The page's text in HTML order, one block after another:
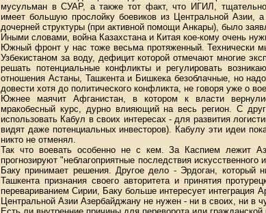
мусульман в СУАР, а также тот факт, что ИГИЛ,
имеет большую прослойку боевиков из Центральной Азии,
дочерней структуры (при активной помощи Анкары), было
Иными словами, война Казахстана и Китая кое-кому очень
Южный фронт у нас тоже весьма протяженный. Технически
Узбекистаном за воду, дефицит которой отмечают многие
решать потенциальные конфликты и регулировать
отношения Астаны, Ташкента и Бишкека безоблачные, но
довести хотя до политического конфликта, не говоря уже о
Южнее маячит Афганистан, в котором к власти
мракобесный курс, дурно влияющий на весь регион. С
использовать Кабул в своих интересах - для развития
видят даже потенциальных инвесторов). Кабулу эти идеи
никто не отменял.
Так что воевать особенно не с кем. За Каспием лежит
прогнозируют "неблагоприятные последствия
Баку принимает решения. Другое дело - Эрдоган, который
Ташкента признания своего авторитета и принятия
перевариванием Сирии, Баку больше интересует интеграция
Центральной Азии Азербайджану не нужен - ни в своих, ни в